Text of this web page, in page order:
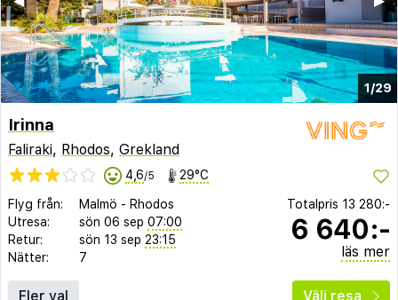
1/29
Irinna
Faliraki, Rhodos, Grekland
4,6/5 29°C
Flyg från: Malmö - Rhodos
Utresa:
sön 06 sep 07:00
Retur:
sön 13 sep 23:15
Nätter:
7
Totalpris 13 280:-
6 640:-
läs mer
Fler val Välj resa